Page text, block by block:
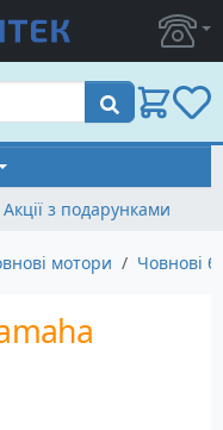
Пошук
Акції з подарунками
мотори Човнові